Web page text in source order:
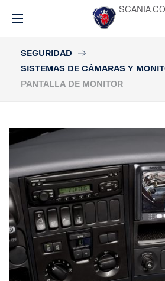
SEGURIDAD
SISTEMAS DE CÁMARAS Y
PANTALLA DE MONITOR